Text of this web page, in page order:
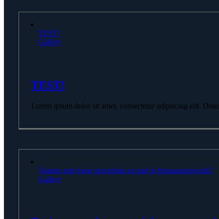
TEST!
Gallery
TEST!
Lorem ipsum dolor sit amet, consectetur adipiscing elit.
Trainen met losse gewichten en met je lichaamsgewicht?
Gallery